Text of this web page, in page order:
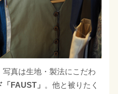
真は生地・製法にこだわ
FAUST」 。他と被りたく